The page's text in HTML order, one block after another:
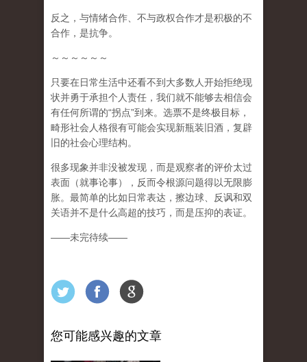
反之，与情绪合作、不与政权合作才是积极的不
合作，是抗争。
～～～～～～
只要在日常生活中还看不到大多数人开始拒绝现
状并勇于承担个人责任，我们就不能够去相信会
有任何所谓的“拐点”到来。选票不是终极目标，
畸形社会人格很有可能会实现新瓶装旧酒，复辟
旧的社会心理结构。
很多现象并非没被发现，而是观察者的评价太过
表面（就事论事），反而令根源问题得以无限膨
胀。最简单的比如日常表达，擦边球、反讽和双
关语并不是什么高超的技巧，而是压抑的表证。
——未完待续——
您可能感兴趣的文章